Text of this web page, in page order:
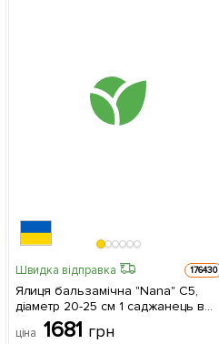
Швидка відправка 176430
Ялиця бальзамічна "Nana" С5,
діаметр 20-25 см 1 саджанець в
упаковці
ціна 1681 грн